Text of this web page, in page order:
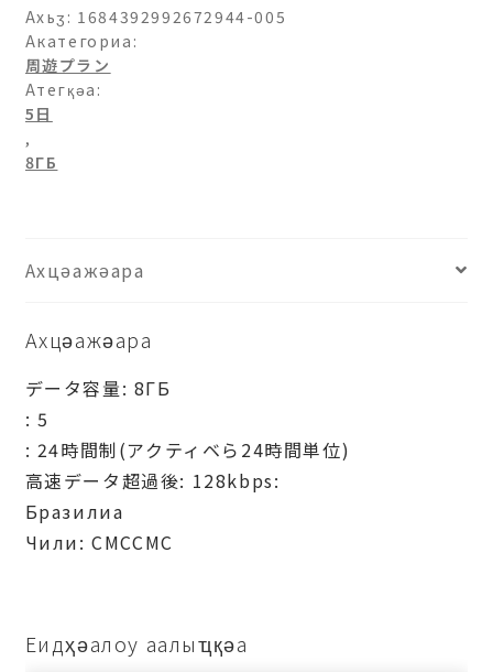
チ
リ-8ГБ-5
日
ахыԥхьаӡара
Ахьӡ: 1684392992672944-005
Акатегориа:
周遊プラン
Атегқәа:
5日
,
8ГБ
Ахцәажәара
Ахцәажәара
データ容量: 8ГБ
: 5
: 24時間制(アクティベら24時間単位)
高速データ超過後: 128kbps:
Бразилиа
Чили: СМССМС
Еидҳәалоу аалыҵқәа